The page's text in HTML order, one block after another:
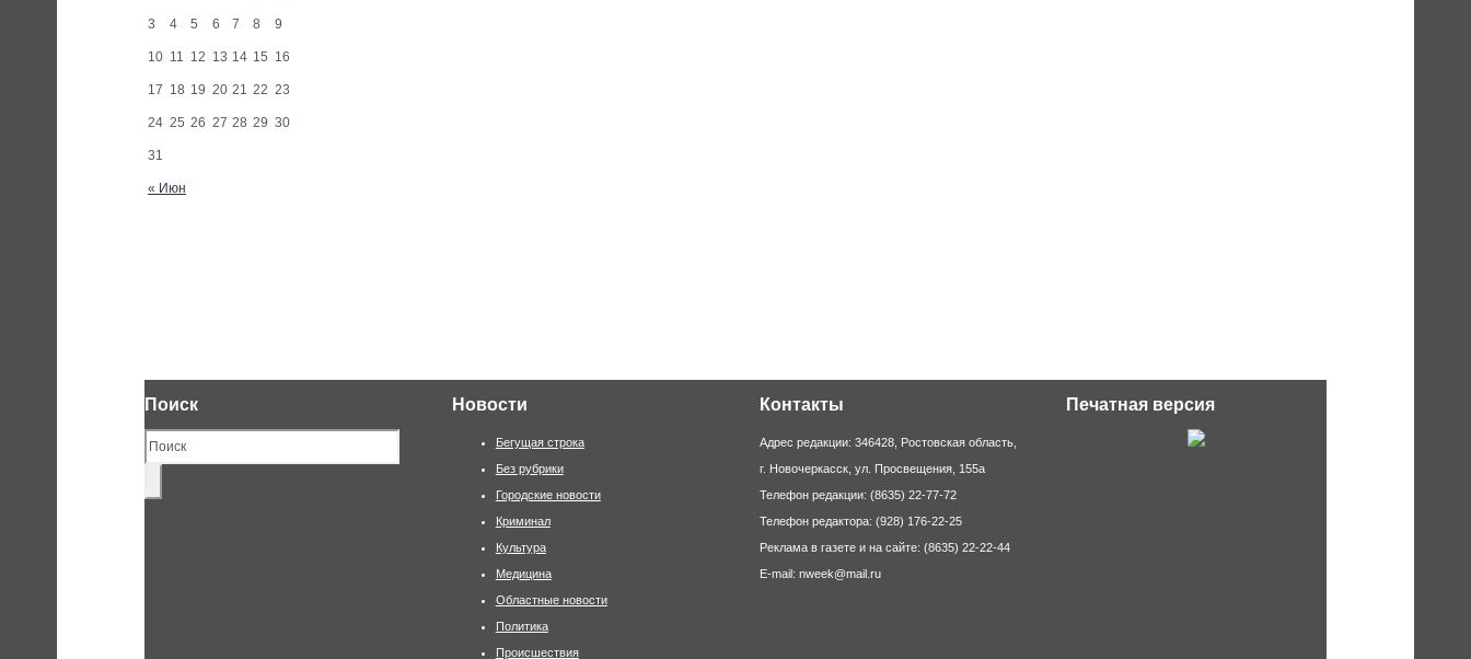
« Июн
3 4 5 6 7 8 9
10 11 12 13 14 15 16
17 18 19 20 21 22 23
24 25 26 27 28 29 30
31
Поиск Новости
Бегущая строка
Без рубрики
Городские новости
Криминал
Культура
Медицина
Областные новости
Политика
Происшествия
Контакты
Адрес редакции: 346428, Ростовская область,
г. Новочеркасск, ул. Просвещения, 155а
Телефон редакции: (8635) 22-77-72
Телефон редактора: (928) 176-22-25
Реклама в газете и на сайте: (8635) 22-22-44
E-mail: nweek@mail.ru
Печатная версия